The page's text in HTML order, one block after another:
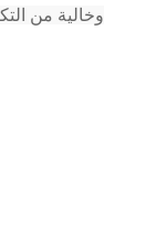
وخالية من